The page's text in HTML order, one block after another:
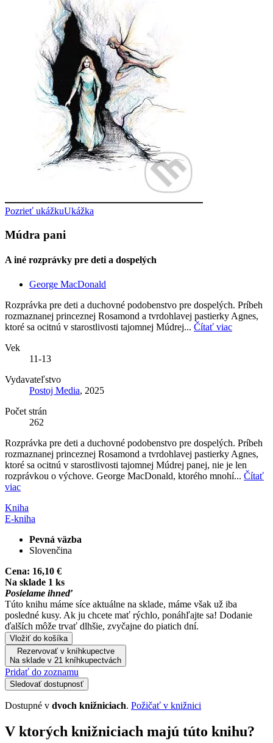
Pozrieť ukážkuUkážka
Múdra pani
A iné rozprávky pre deti a dospelých
George MacDonald
Rozprávka pre deti a duchovné podobenstvo pre dospelých. Príbeh
rozmaznanej princeznej Rosamond a tvrdohlavej pastierky Agnes,
ktoré sa ocitnú v starostlivosti tajomnej Múdrej... Čítať viac
Vek
11-13
Vydavateľstvo
Postoj Media, 2025
Počet strán
262
Rozprávka pre deti a duchovné podobenstvo pre dospelých. Príbeh
rozmaznanej princeznej Rosamond a tvrdohlavej pastierky Agnes,
ktoré sa ocitnú v starostlivosti tajomnej Múdrej panej, nie je len
rozprávkou o výchove. George MacDonald, ktorého mnohí... Čítať
viac
Kniha
E-kniha
Pevná väzba
Slovenčina
Cena: 16,10 €
Na sklade 1 ks
Posielame ihneď
Túto knihu máme síce aktuálne na sklade, máme však už iba
posledné kusy. Ak ju chcete mať rýchlo, ponáhľajte sa! Dodanie
ďalších môže trvať dlhšie, zvyčajne do piatich dní.
Vložiť do košíka
Rezervovať v kníhkupectve
Na sklade v 21 kníhkupectvách
Pridať do zoznamu
Sledovať dostupnosť
Dostupné v dvoch knižniciach. Požičať v knižnici
V ktorých knižniciach majú túto knihu?